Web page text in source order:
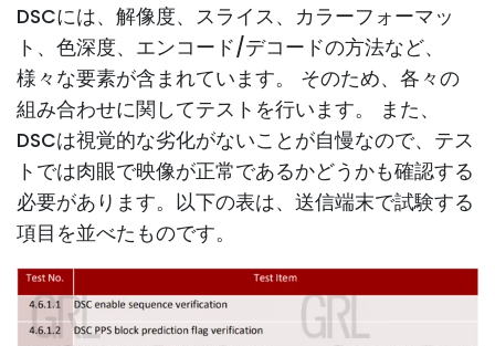
DSCには、解像度、スライス、カラーフォーマッ
ト、色深度、エンコード/デコードの方法など、
様々な要素が含まれています。 そのため、各々の
組み合わせに関してテストを行います。 また、
DSCは視覚的な劣化がないことが自慢なので、テス
トでは肉眼で映像が正常であるかどうかも確認する
必要があります。以下の表は、送信端末で試験する
項目を並べたものです。